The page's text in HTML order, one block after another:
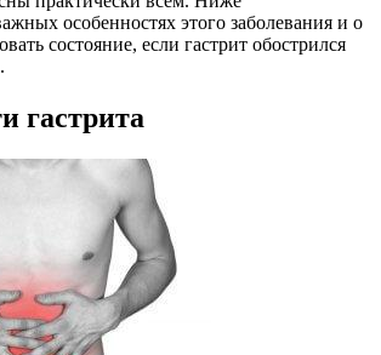
особенностях этого заболевания и о
состояние, если гастрит обострился
гастрита